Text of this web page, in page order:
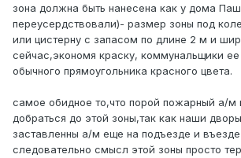
зона должна быть нанесена как у дома
переусердствовали)- размер зоны под
или цистерну с запасом по длине 2 м и
сейчас,экономя краску, коммунальщики
обычного прямоугольника красного цвета.
самое обидное то,что порой пожарный а/м
добраться до этой зоны,так как наши
заставленны а/м еще на подъезде и
следовательно смысл этой зоны просто